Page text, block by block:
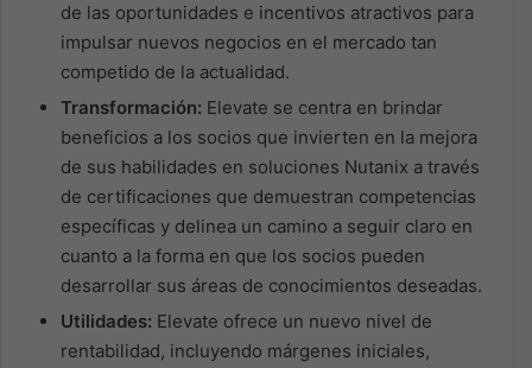
de las oportunidades e incentivos atractivos para
impulsar nuevos negocios en el mercado tan
competido de la actualidad.
Transformación: Elevate se centra en brindar
beneficios a los socios que invierten en la mejora
de sus habilidades en soluciones Nutanix a través
de certificaciones que demuestran competencias
específicas y delinea un camino a seguir claro en
cuanto a la forma en que los socios pueden
desarrollar sus áreas de conocimientos deseadas.
Utilidades: Elevate ofrece un nuevo nivel de
rentabilidad, incluyendo márgenes iniciales,